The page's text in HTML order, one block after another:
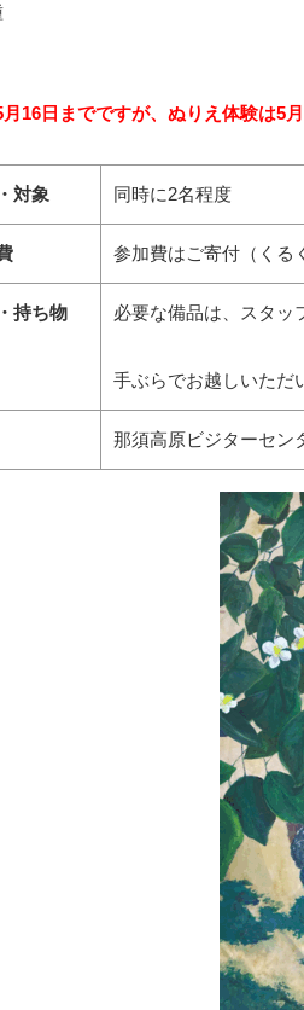
16日までですが、ぬりえ体験は5月
対象 同時に2名程度
参加費はご寄付（くる
持ち物 必要な備品は、スタッ
手ぶらでお越しいただ
那須高原ビジターセン